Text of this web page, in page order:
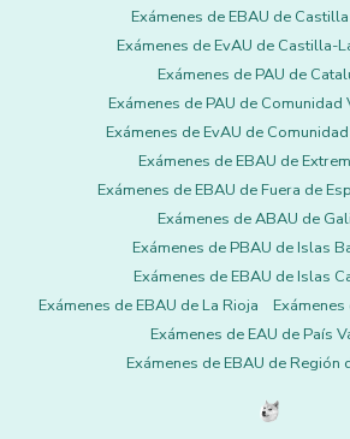
Exámenes de EBAU de
Exámenes de EvAU de Castilla-
Exámenes de PAU de
Exámenes de PAU de Comunidad
Exámenes de EvAU de
Exámenes de EBAU de
Exámenes de EBAU de Fuera de
Exámenes de ABAU de
Exámenes de PBAU de Islas
Exámenes de EBAU de Islas
Exámenes de EBAU de La Rioja
Exámenes de EAU de País
Exámenes de EBAU de Región